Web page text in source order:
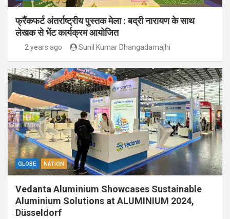
फ्रैंकफर्ट अंतर्राष्ट्रीय पुस्तक मेला : बद्री नारायण के साथ
लेखक से भेंट कार्यक्रम आयोजित
2 years ago Sunil Kumar Dhangadamajhi
GLOBE NATION
Vedanta Aluminium Showcases Sustainable
Aluminium Solutions at ALUMINIUM 2024,
Düsseldorf